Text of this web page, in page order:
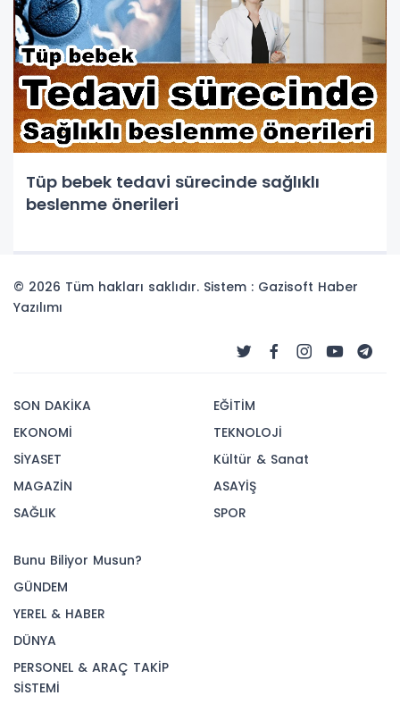
Tüp bebek tedavi sürecinde sağlıklı
beslenme önerileri
© 2026 Tüm hakları saklıdır. Sistem : Gazisoft Haber
Yazılımı
SON DAKİKA
EKONOMİ
SİYASET
MAGAZİN
SAĞLIK
EĞİTİM
TEKNOLOJİ
Kültür & Sanat
ASAYİŞ
SPOR
Bunu Biliyor Musun?
GÜNDEM
YEREL & HABER
DÜNYA
PERSONEL & ARAÇ TAKİP
SİSTEMİ